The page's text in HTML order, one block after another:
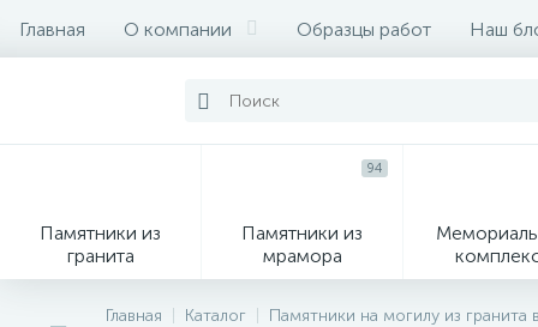
Главная О компании Образцы работ Наш
Памятники из
гранита
Памятники из
мрамора
94
Главная Каталог Памятники на могилу из гранита